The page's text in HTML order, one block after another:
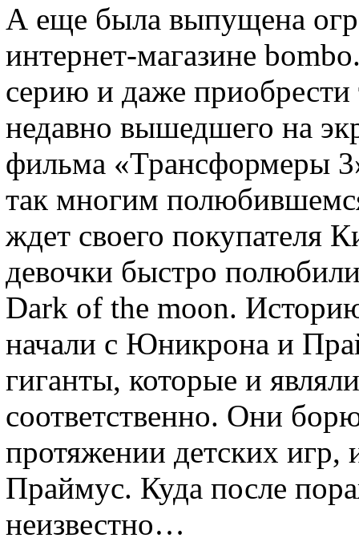
А еще была выпущена
интернет-магазине
серию и даже
недавно вышедшего на
фильма «Трансформеры
так многим
ждет своего покупателя
девочки быстро
Dark of the moon.
начали с Юникрона и
гиганты, которые и
соответственно. Они
протяжении детских игр,
Праймус. Куда после
неизвестно…